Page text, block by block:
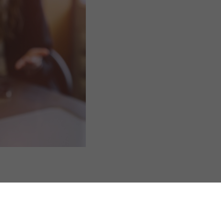
de confidentialité, en garantissant la conformité avec